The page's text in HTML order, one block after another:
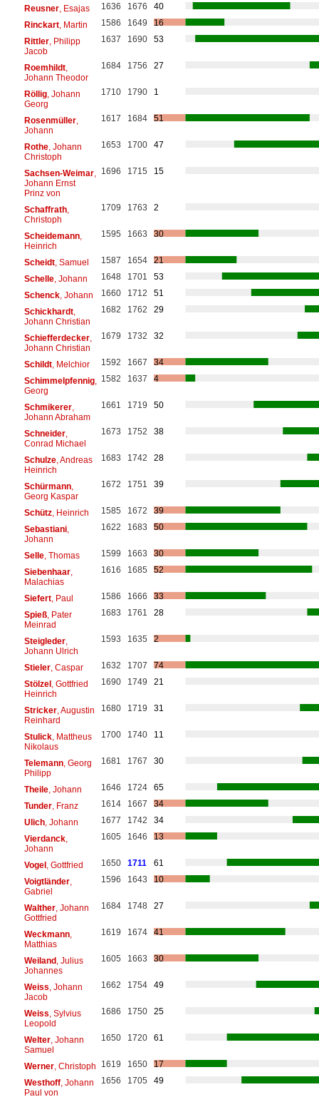
Reusner, Esajas 1636 1676
40
Rinckart, Martin 1586 1649
16
Rittler, Philipp
Jacob
1637 1690 53
Roemhildt,
Johann Theodor
1684 1756 27
Röllig, Johann
Georg
1710 1790 1
Rosenmüller,
Johann
1617 1684 51
Rothe, Johann
Christoph
1653 1700 47
Sachsen-Weimar,
Johann Ernst
Prinz von
1696 1715 15
Schaffrath,
Christoph
1709 1763 2
Scheidemann,
Heinrich
1595 1663 30
Scheidt, Samuel 1587 1654
21
Schelle, Johann 1648 1701
53
Schenck, Johann 1660 1712
51
Schickhardt,
Johann Christian
1682 1762 29
Schiefferdecker,
Johann Christian
1679 1732 32
Schildt, Melchior 1592 1667
34
Schimmelpfennig,
Georg
1582 1637 4
Schmikerer,
Johann Abraham
1661 1719 50
Schneider,
Conrad Michael
1673 1752 38
Schulze, Andreas
Heinrich
1683 1742 28
Schürmann,
Georg Kaspar
1672 1751 39
Schütz, Heinrich 1585 1672
39
Sebastiani,
Johann
1622 1683 50
Selle, Thomas 1599 1663
30
Siebenhaar,
Malachias
1616 1685 52
Siefert, Paul 1586 1666
33
Spieß, Pater
Meinrad
1683 1761 28
Steigleder,
Johann Ulrich
1593 1635 2
Stieler, Caspar 1632 1707
74
Stölzel, Gottfried
Heinrich
1690 1749 21
Stricker, Augustin
Reinhard
1680 1719 31
Stulick, Mattheus
Nikolaus
1700 1740 11
Telemann, Georg
Philipp
1681 1767 30
Theile, Johann 1646 1724
65
Tunder, Franz 1614 1667
34
Ulich, Johann 1677 1742
34
Vierdanck,
Johann
1605 1646 13
Vogel, Gottfried 1650 1711
61
Voigtländer,
Gabriel
1596 1643 10
Walther, Johann
Gottfried
1684 1748 27
Weckmann,
Matthias
1619 1674 41
Weiland, Julius
Johannes
1605 1663 30
Weiss , Johann
Jacob
1662 1754 49
Weiss , Sylvius
Leopold
1686 1750 25
Welter, Johann
Samuel
1650 1720 61
Werner, Christoph 1619 1650
17
Westhoff, Johann
Paul von
1656 1705 49